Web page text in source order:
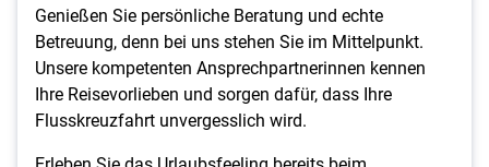
Genießen Sie persönliche Beratung und echte
Betreuung, denn bei uns stehen Sie im Mittelpunkt.
Unsere kompetenten Ansprechpartnerinnen kennen
Ihre Reisevorlieben und sorgen dafür, dass Ihre
Flusskreuzfahrt unvergesslich wird.